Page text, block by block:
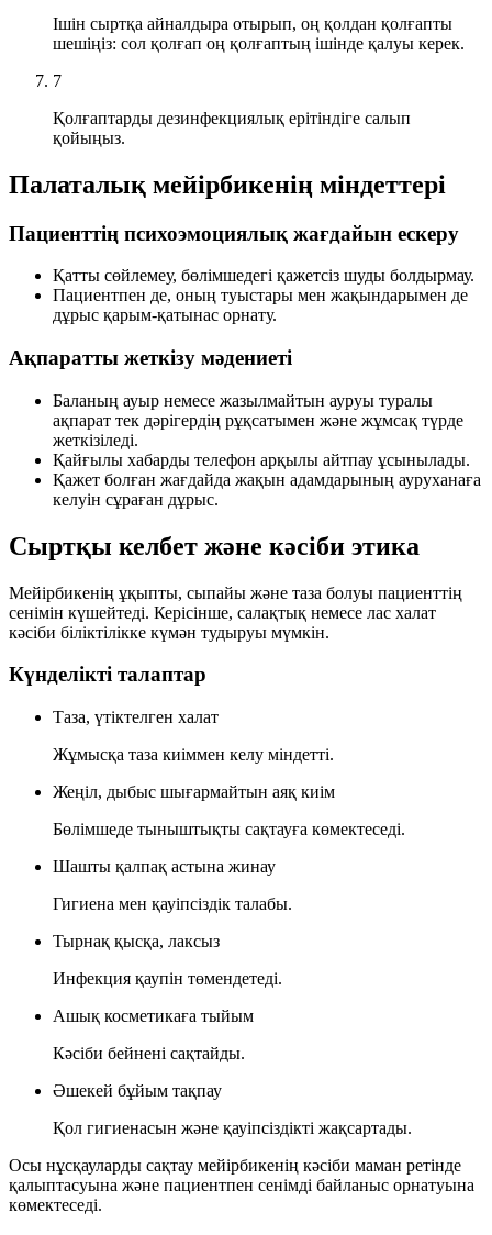
Ішін сыртқа айналдыра отырып, оң қолдан қолғапты
шешіңіз: сол қолғап оң қолғаптың ішінде қалуы керек.
7
Қолғаптарды дезинфекциялық ерітіндіге салып
қойыңыз.
Палаталық мейірбикенің міндеттері
Пациенттің психоэмоциялық жағдайын ескеру
Қатты сөйлемеу, бөлімшедегі қажетсіз шуды болдырмау.
Пациентпен де, оның туыстары мен жақындарымен де
дұрыс қарым-қатынас орнату.
Ақпаратты жеткізу мәдениеті
Баланың ауыр немесе жазылмайтын ауруы туралы
ақпарат тек дәрігердің рұқсатымен және жұмсақ түрде
жеткізіледі.
Қайғылы хабарды телефон арқылы айтпау ұсынылады.
Қажет болған жағдайда жақын адамдарының ауруханаға
келуін сұраған дұрыс.
Сыртқы келбет және кәсіби этика
Мейірбикенің ұқыпты, сыпайы және таза болуы пациенттің
сенімін күшейтеді. Керісінше, салақтық немесе лас халат
кәсіби біліктілікке күмән тудыруы мүмкін.
Күнделікті талаптар
Таза, үтіктелген халат
Жұмысқа таза киіммен келу міндетті.
Жеңіл, дыбыс шығармайтын аяқ киім
Бөлімшеде тыныштықты сақтауға көмектеседі.
Шашты қалпақ астына жинау
Гигиена мен қауіпсіздік талабы.
Тырнақ қысқа, лаксыз
Инфекция қаупін төмендетеді.
Ашық косметикаға тыйым
Кәсіби бейнені сақтайды.
Әшекей бұйым тақпау
Қол гигиенасын және қауіпсіздікті жақсартады.
Осы нұсқауларды сақтау мейірбикенің кәсіби маман ретінде
қалыптасуына және пациентпен сенімді байланыс орнатуына
көмектеседі.